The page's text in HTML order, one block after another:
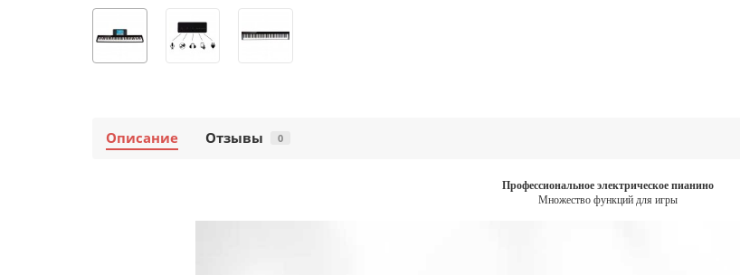
Описание Отзывы 0
Профессиональное электрическое пианино
Множество функций для игры